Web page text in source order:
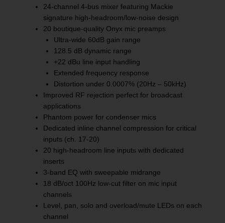
24-channel 4-bus mixer featuring Mackie
signature high-headroom/low-noise design
20 boutique-quality Onyx mic preamps
Ultra-wide 60dB gain range
128.5 dB dynamic range
+22 dBu line input handling
Extended frequency response
Distortion under 0.0007% (20Hz – 50kHz)
Improved RF rejection perfect for broadcast
applications
Phantom power for condenser mics
Dedicated inline channel compression for critical
inputs (ch. 17-20)
20 high-headroom line inputs with dedicated
inserts
3-band EQ with sweepable midrange
18 dB/oct 100Hz low-cut filter on mic input
channels
Level, pan, solo and overload/mute LEDs on each
channel